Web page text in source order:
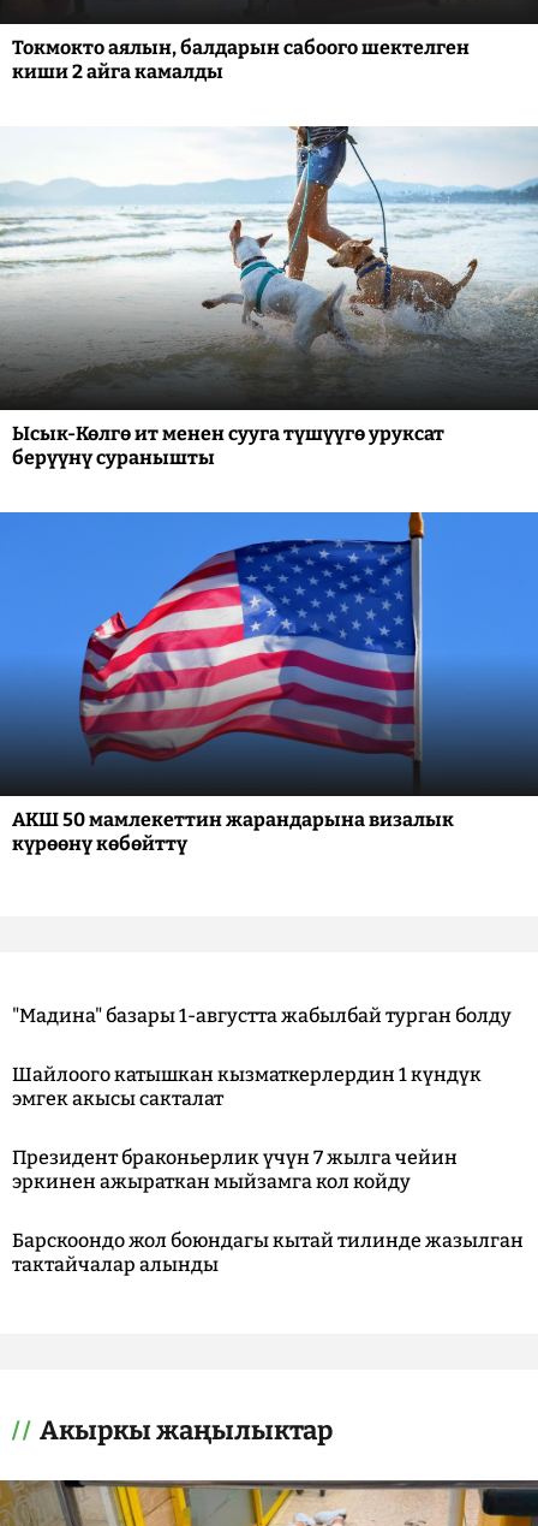
Токмокто аялын, балдарын сабоого шектелген
киши 2 айга камалды
Ысык-Көлгө ит менен сууга түшүүгө уруксат
берүүнү суранышты
АКШ 50 мамлекеттин жарандарына визалык
күрөөнү көбөйттү
"Мадина" базары 1-августта жабылбай турган болду
Шайлоого катышкан кызматкерлердин 1 күндүк
эмгек акысы сакталат
Президент браконьерлик үчүн 7 жылга чейин
эркинен ажыраткан мыйзамга кол койду
Барскоондо жол боюндагы кытай тилинде жазылган
тактайчалар алынды
Акыркы жаңылыктар